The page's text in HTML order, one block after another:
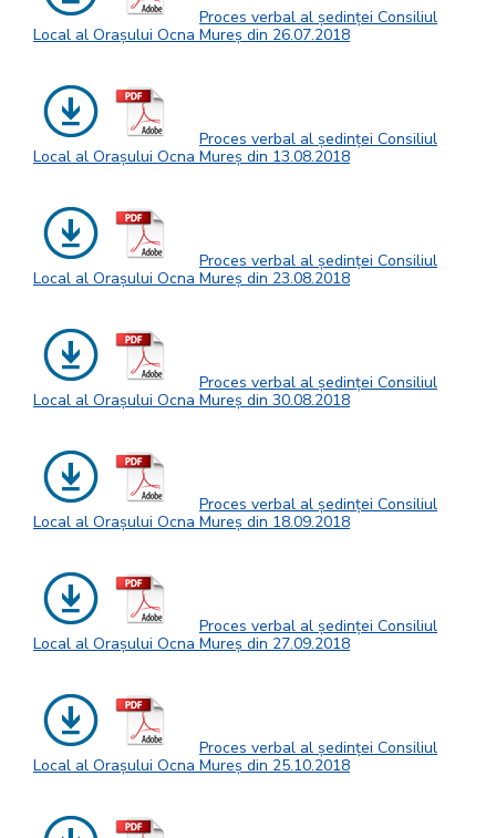
Proces verbal al ședinței Consiliul
Local al Orașului Ocna Mureș din 26.07.2018
Proces verbal al ședinței Consiliul
Local al Orașului Ocna Mureș din 13.08.2018
Proces verbal al ședinței Consiliul
Local al Orașului Ocna Mureș din 23.08.2018
Proces verbal al ședinței Consiliul
Local al Orașului Ocna Mureș din 30.08.2018
Proces verbal al ședinței Consiliul
Local al Orașului Ocna Mureș din 18.09.2018
Proces verbal al ședinței Consiliul
Local al Orașului Ocna Mureș din 27.09.2018
Proces verbal al ședinței Consiliul
Local al Orașului Ocna Mureș din 25.10.2018